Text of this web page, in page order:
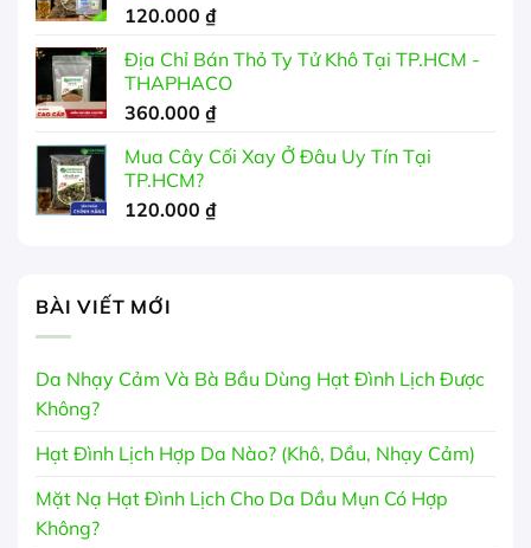
120.000 ₫
Địa Chỉ Bán Thỏ Ty Tử Khô Tại TP.HCM -
THAPHACO
360.000 ₫
Mua Cây Cối Xay Ở Đâu Uy Tín Tại
TP.HCM?
120.000 ₫
BÀI VIẾT MỚI
Da Nhạy Cảm Và Bà Bầu Dùng Hạt Đình Lịch Được
Không?
Hạt Đình Lịch Hợp Da Nào? (Khô, Dầu, Nhạy Cảm)
Mặt Nạ Hạt Đình Lịch Cho Da Dầu Mụn Có Hợp
Không?